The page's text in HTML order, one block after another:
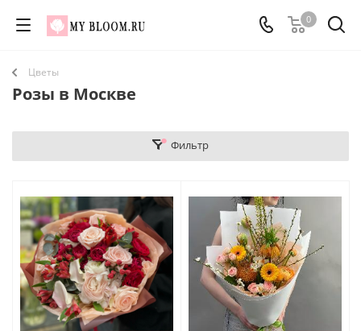
0
Цветы
Розы в Москве
Фильтр